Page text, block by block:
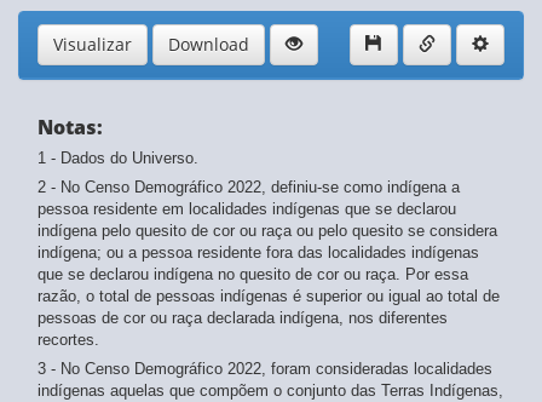
Visualizar Download
Notas:
1 - Dados do Universo.
2 - No Censo Demográfico 2022, definiu-se como indígena a
pessoa residente em localidades indígenas que se declarou
indígena pelo quesito de cor ou raça ou pelo quesito se considera
indígena; ou a pessoa residente fora das localidades indígenas
que se declarou indígena no quesito de cor ou raça. Por essa
razão, o total de pessoas indígenas é superior ou igual ao total de
pessoas de cor ou raça declarada indígena, nos diferentes
recortes.
3 - No Censo Demográfico 2022, foram consideradas localidades
indígenas aquelas que compõem o conjunto das Terras Indígenas,